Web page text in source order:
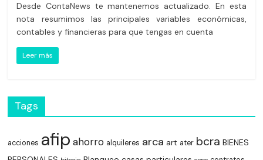
Desde ContaNews te mantenemos actualizado. En esta
nota resumimos las principales variables económicas,
contables y financieras para que tengas en cuenta
Leer más
Tags
acciones afip ahorro alquileres arca art ater bcra BIENES